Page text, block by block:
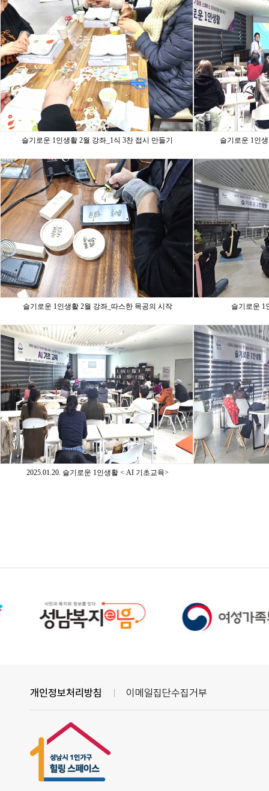
슬기로운 1인생활 2월 강좌_1식 3찬 접시 만들기 슬기로운 1인
슬기로운 1인생활 2월 강좌_따스한 목공의 시작 슬기로운 1
2025.01.20. 슬기로운 1인생활 < AI 기초교육>
개인정보처리방침 이메일집단수집거부